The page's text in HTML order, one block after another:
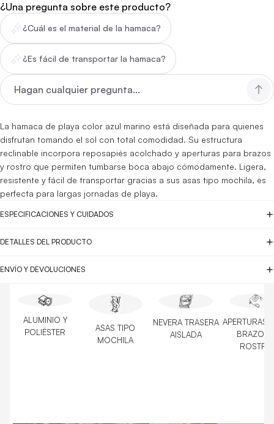
¿Una pregunta sobre este producto?
¿Cuál es el material de la hamaca?
¿Es fácil de transportar la hamaca?
La hamaca de playa color azul marino está diseñada para quienes
disfrutan tomando el sol con total comodidad. Su estructura
reclinable incorpora reposapiés acolchado y aperturas para brazos
y rostro que permiten tumbarse boca abajo cómodamente. Ligera,
resistente y fácil de transportar gracias a sus asas tipo mochila, es
perfecta para largas jornadas de playa.
ESPECIFICACIONES Y CUIDADOS
DETALLES DEL PRODUCTO
ENVÍO Y DEVOLUCIONES
ALUMINIO Y
POLIÉSTER
ASAS TIPO
MOCHILA
NEVERA TRASERA
AISLADA
APERTURAS
BRAZOS
ROSTRO